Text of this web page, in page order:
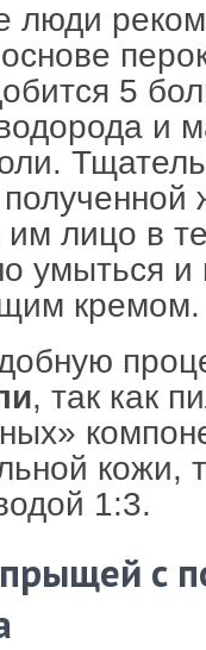
люди
5
и
им лицо в
умыться
кремом.
, так как
кожи,
1:3.
с